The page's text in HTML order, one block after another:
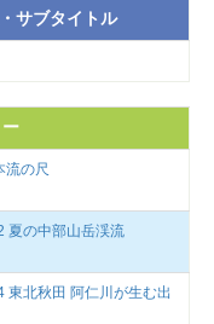
サブタイトル
流の尺
夏の中部山岳渓流
東北秋田 阿仁川が生む出